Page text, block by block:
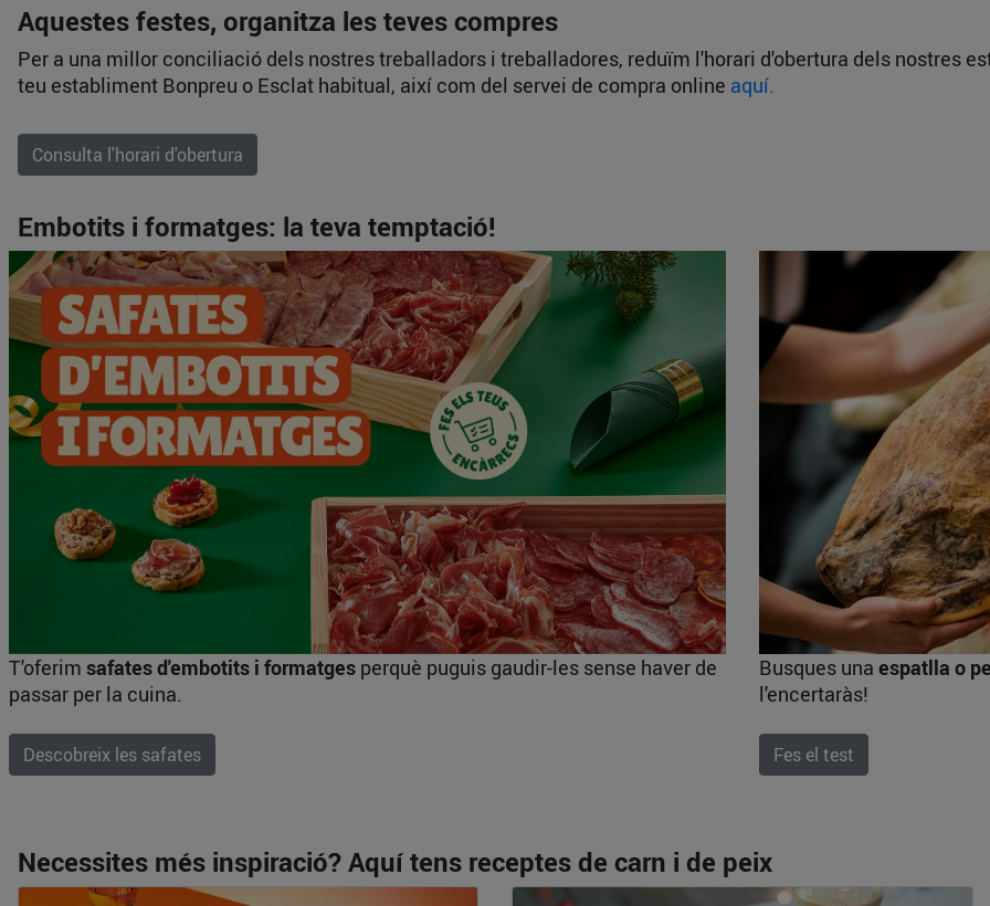
Aquestes festes, organitza les teves compres
Per a una millor conciliació dels nostres treballadors i treballadores, reduïm l'horari d'obertura dels nostres
teu establiment Bonpreu o Esclat habitual, així com del servei de compra online aquí.
Consulta l'horari d'obertura
Embotits i formatges: la teva temptació!
T'oferim safates d'embotits i formatges perquè puguis gaudir-les sense haver de
passar per la cuina.
Descobreix les safates
Busques una espatlla o
l'encertaràs!
Fes el test
Necessites més inspiració? Aquí tens receptes de carn i de peix